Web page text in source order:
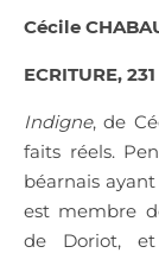
Cécile
ECRITURE,
Indigne, de
faits réels.
béarnais
est membre
de Doriot,